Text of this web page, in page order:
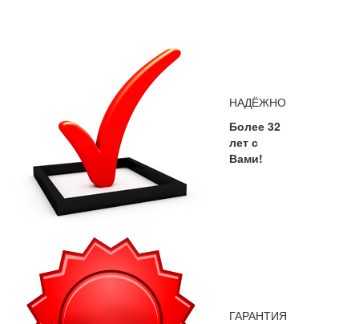
НАДЁЖНО
Более 32
лет с
Вами!
ГАРАНТИЯ